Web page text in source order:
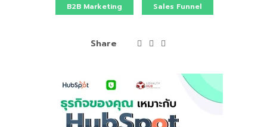
B2B Marketing
Sales Funnel
Share